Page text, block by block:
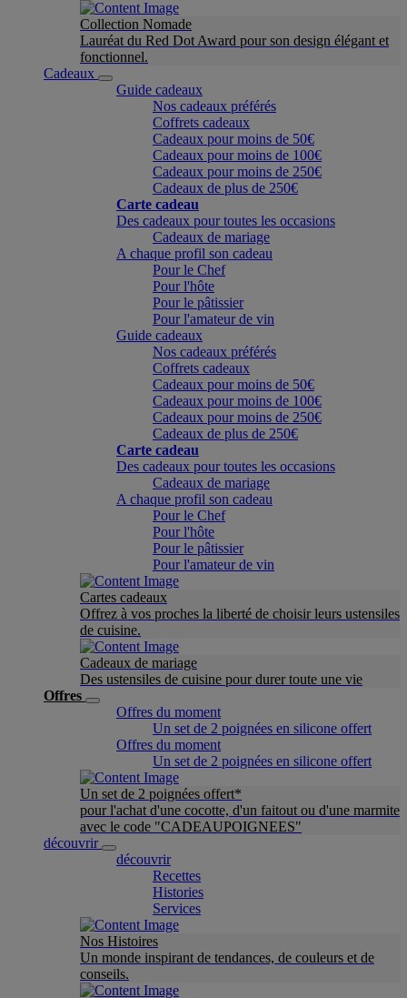
Collection Nomade
Lauréat du Red Dot Award pour son design élégant et
fonctionnel.
Cadeaux
Guide cadeaux
Nos cadeaux préférés
Coffrets cadeaux
Cadeaux pour moins de 50€
Cadeaux pour moins de 100€
Cadeaux pour moins de 250€
Cadeaux de plus de 250€
Carte cadeau
Des cadeaux pour toutes les occasions
Cadeaux de mariage
A chaque profil son cadeau
Pour le Chef
Pour l'hôte
Pour le pâtissier
Pour l'amateur de vin
Guide cadeaux
Nos cadeaux préférés
Coffrets cadeaux
Cadeaux pour moins de 50€
Cadeaux pour moins de 100€
Cadeaux pour moins de 250€
Cadeaux de plus de 250€
Carte cadeau
Des cadeaux pour toutes les occasions
Cadeaux de mariage
A chaque profil son cadeau
Pour le Chef
Pour l'hôte
Pour le pâtissier
Pour l'amateur de vin
Cartes cadeaux
Offrez à vos proches la liberté de choisir leurs ustensiles
de cuisine.
Cadeaux de mariage
Des ustensiles de cuisine pour durer toute une vie
Offres
Offres du moment
Un set de 2 poignées en silicone offert
Offres du moment
Un set de 2 poignées en silicone offert
Un set de 2 poignées offert*
pour l'achat d'une cocotte, d'un faitout ou d'une marmite
avec le code "CADEAUPOIGNEES"
découvrir
découvrir
Recettes
Histories
Services
Nos Histoires
Un monde inspirant de tendances, de couleurs et de
conseils.